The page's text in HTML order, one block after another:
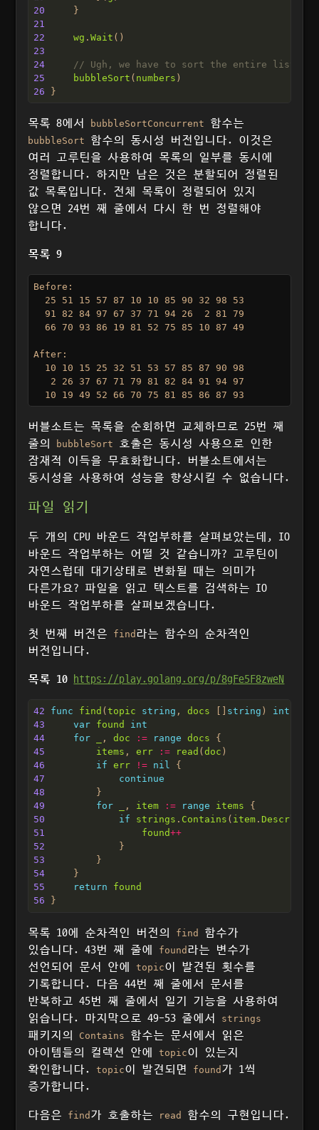
20
21
22
wg . Wait
23
24
// Ugh, we have to sort the entire list
25
bubbleSort ( numbers
26
목록 8에서 bubbleSortConcurrent 함수는
bubbleSort
함수의 동시성 버전입니다. 이것은
여러 고루틴을 사용하여 목록의 일부를 동시에
정렬합니다. 하지만 남은 것은 분할되어 정렬된
값 목록입니다. 전체 목록이 정렬되어 있지
않으면 24번 째 줄에서 다시 한 번 정렬해야
합니다.
목록 9
Before:
  25 51 15 57 87 10 10 85 90 32 98 53
  91 82 84 97 67 37 71 94 26  2 81 79
  66 70 93 86 19 81 52 75 85 10 87 49
After:
  10 10 15 25 32 51 53 57 85 87 90 98
   2 26 37 67 71 79 81 82 84 91 94 97
버블소트는 목록을 순회하면 교체하므로 25번 째
줄의
bubbleSort
호출은 동시성 사용으로 인한
잠재적 이득을 무효화합니다. 버블소트에서는
동시성을 사용하여 성능을 향상시킬 수 없습니다.
파일 읽기
두 개의 CPU 바운드 작업부하를 살펴보았는데, IO
바운드 작업부하는 어떨 것 같습니까? 고루틴이
자연스럽데 대기상태로 변화될 때는 의미가
다른가요? 파일을 읽고 텍스트를 검색하는 IO
바운드 작업부하를 살펴보겠습니다.
첫 번째 버전은 find 라는 함수의 순차적인
버전입니다.
목록 10 https://play.golang.org/p/8gFe5F8zweN
42 func find ( topic string , docs string ) int
43
var found
int
44
for , doc := range docs
45
items , err := read ( doc
46
if err != nil
47
continue
48
49
for , item := range items
50
if strings . Contains ( item.
51
found++
52
53
54
55
return
found
56
목록 10에 순차적인 버전의 find
함수가
있습니다. 43번 째 줄에
found 라는 변수가
선언되어 문서 안에topic이 발견된 횟수를
기록합니다. 다음 44번 째 줄에서 문서를
반복하고 45번 째 줄에서 일기 기능을 사용하여
읽습니다. 마지막으로 49-53 줄에서
strings
패키지의 Contains
함수는 문서에서 읽은
아이템들의 컬렉션 안에topic이 있는지
확인합니다.topic이 발견되면 found 가 1씩
증가합니다.
다음은 find 가 호출하는 read 함수의 구현입니다.